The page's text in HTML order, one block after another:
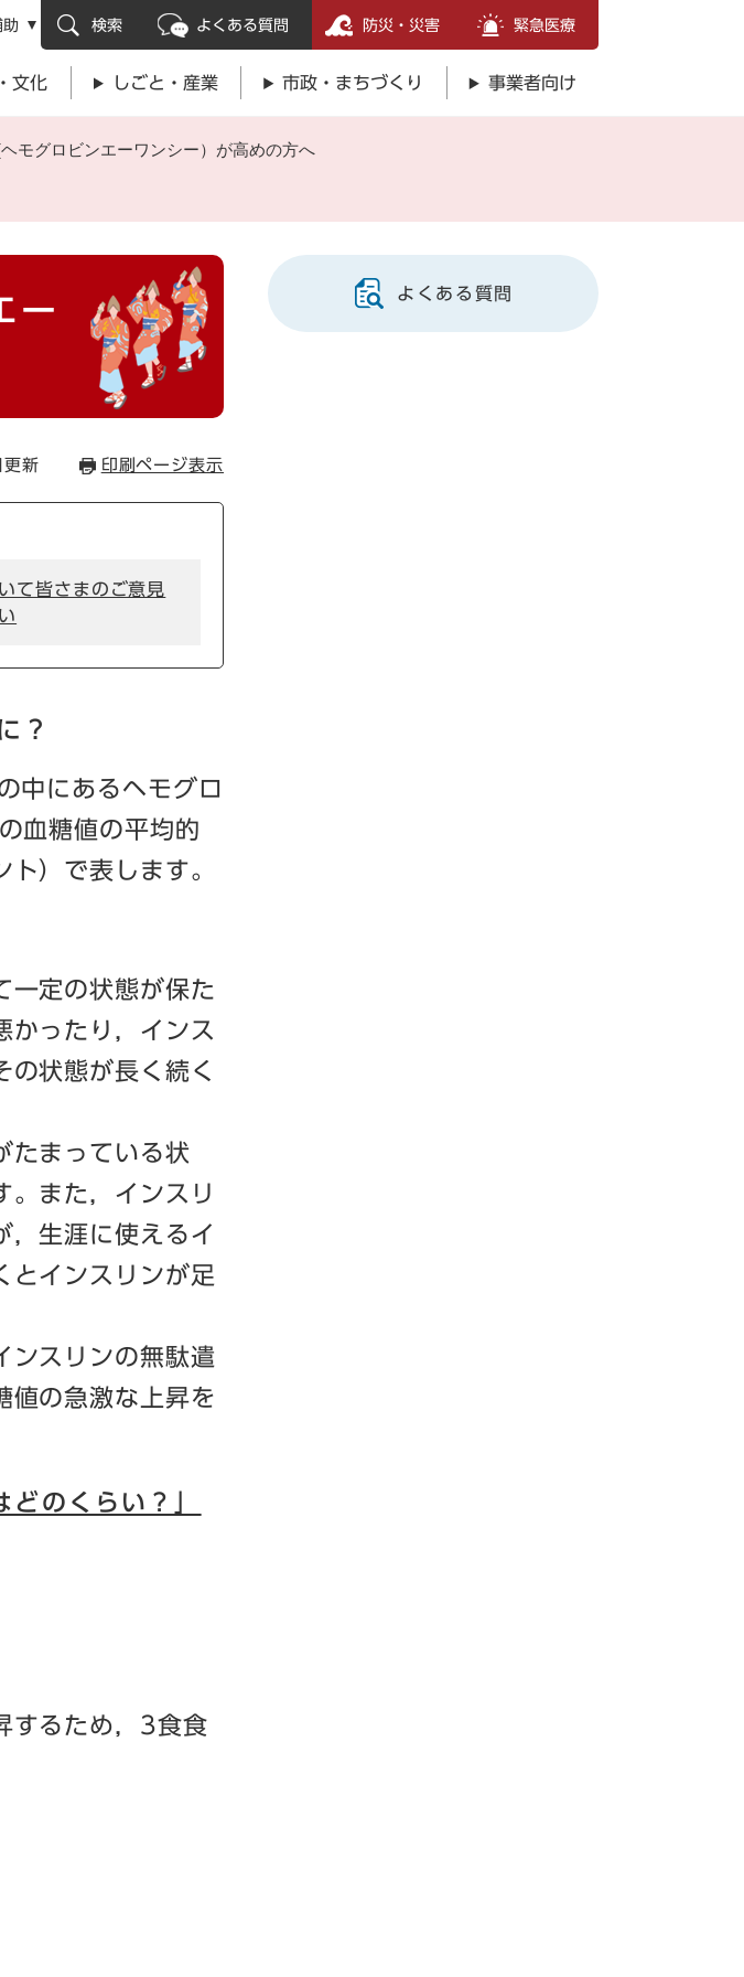
ばして本文へ
助 検索 よくある質問 防災・災害 緊急医療
文化 しごと・産業 市政・まちづくり 事業者向け
モグロビンエーワンシー）が高めの方へ
ー
新 印刷ページ表示
て皆さまのご意見
？
中にあるヘモグロ
血糖値の平均的
）で表します。
定の状態が保た
かったり，インス
の状態が長く続く
たまっている状
。また，インスリ
，生涯に使えるイ
とインスリンが足
ンスリンの無駄遣
値の急激な上昇を
どのくらい？」
するため，3食食
よくある質問